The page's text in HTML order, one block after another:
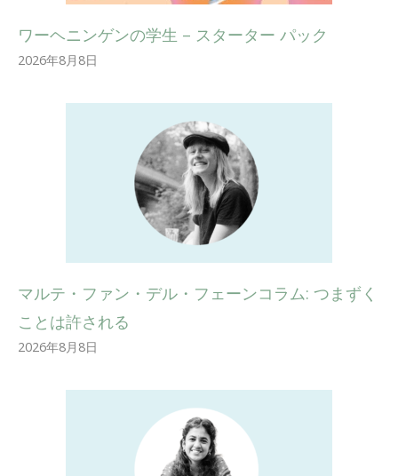
ワーヘニンゲンの学生 – スターター パック
2026年8月8日
マルテ・ファン・デル・フェーンコラム: つまずく
ことは許される
2026年8月8日